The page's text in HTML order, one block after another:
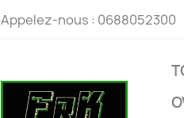
Appelez-nous : 0688052300